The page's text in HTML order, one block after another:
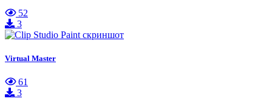
52
3
Virtual Master
61
3